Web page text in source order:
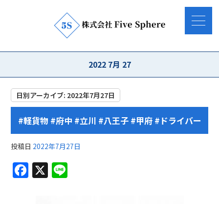
2022 7月 27
日別アーカイブ: 2022年7月27日
#軽貨物 #府中 #立川 #八王子 #甲府 #ドライバー
投稿日 2022年7月27日
F X